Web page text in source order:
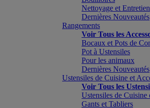
Nettoyage et Entretien
Dernières Nouveautés
Rangements
Voir Tous les
Bocaux et Pots de
Pot à Ustensiles
Pour les animaux
Dernières Nouveautés
Ustensiles de Cuisine et
Voir Tous les
Ustensiles de Cuisine
Gants et Tabliers